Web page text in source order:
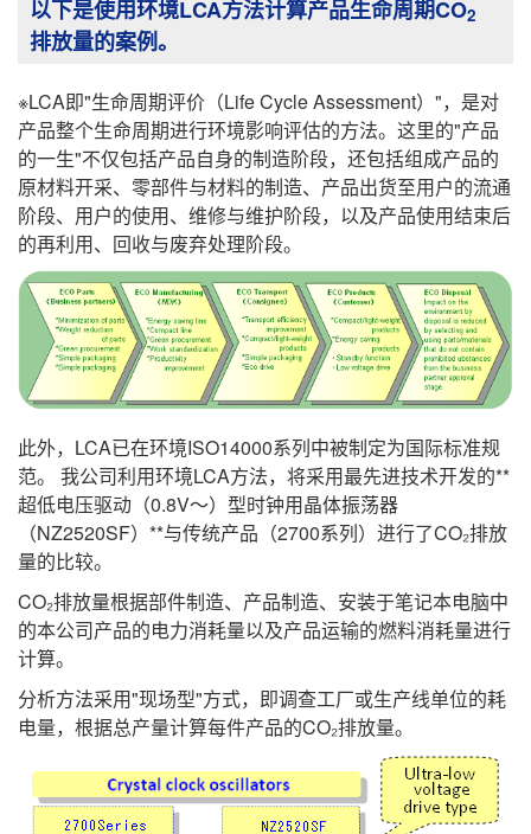
以下是使用环境LCA方法计算产品生命周期CO2
排放量的案例。
※LCA即"生命周期评价（Life Cycle Assessment）"，是对
产品整个生命周期进行环境影响评估的方法。这里的"产品
的一生"不仅包括产品自身的制造阶段，还包括组成产品的
原材料开采、零部件与材料的制造、产品出货至用户的流通
阶段、用户的使用、维修与维护阶段，以及产品使用结束后
的再利用、回收与废弃处理阶段。
此外，LCA已在环境ISO14000系列中被制定为国际标准规
范。 我公司利用环境LCA方法，将采用最先进技术开发的**
超低电压驱动（0.8V～）型时钟用晶体振荡器
（NZ2520SF）**与传统产品（2700系列）进行了CO₂排放
量的比较。
CO₂排放量根据部件制造、产品制造、安装于笔记本电脑中
的本公司产品的电力消耗量以及产品运输的燃料消耗量进行
计算。
分析方法采用"现场型"方式，即调查工厂或生产线单位的耗
电量，根据总产量计算每件产品的CO₂排放量。